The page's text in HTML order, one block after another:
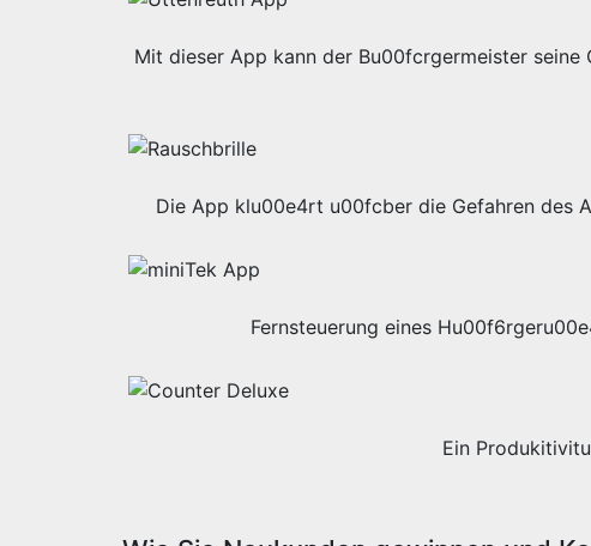
Mit dieser App kann der Bu00fcrgermeister
Die App klu00e4rt u00fcber die Gefahren des
Fernsteuerung eines
Ein